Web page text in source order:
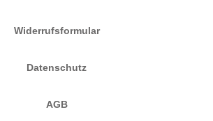
Widerrufsformular
Datenschutz
AGB